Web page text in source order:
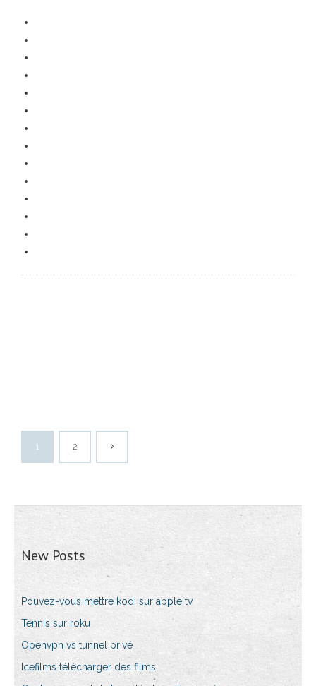
1 2
New Posts
Pouvez-vous mettre kodi sur apple tv
Tennis sur roku
Openvpn vs tunnel privé
Icefilms télécharger des films